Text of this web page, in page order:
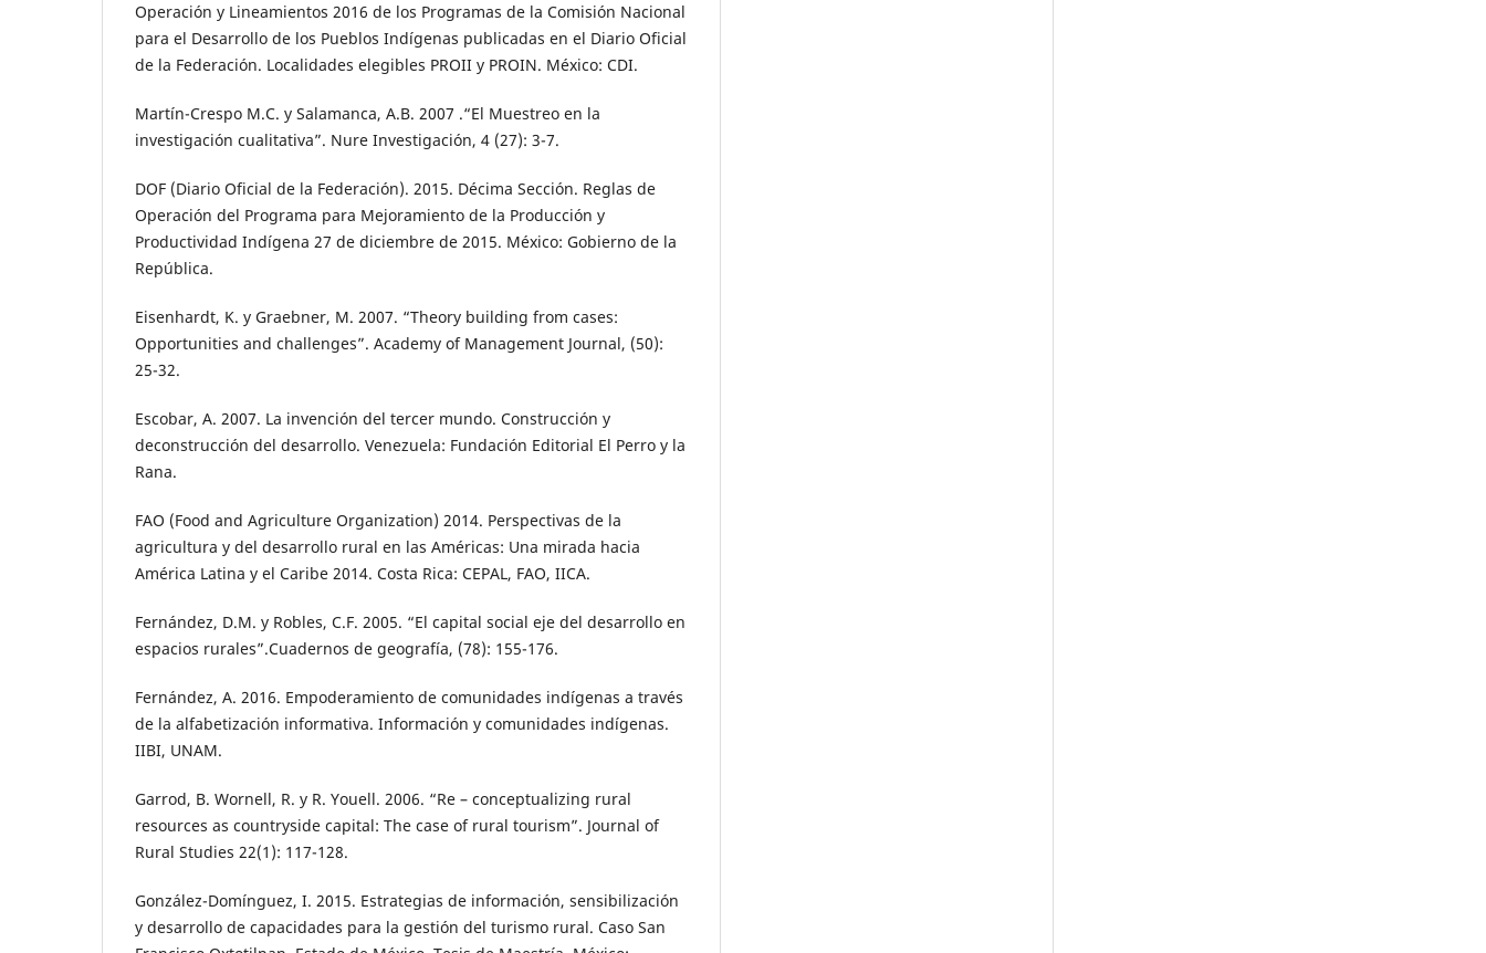
Operación y Lineamientos 2016 de los Programas de la Comisión Nacional
para el Desarrollo de los Pueblos Indígenas publicadas en el Diario Oficial
de la Federación. Localidades elegibles PROII y PROIN. México: CDI.
Martín-Crespo M.C. y Salamanca, A.B. 2007 .“El Muestreo en la
investigación cualitativa”. Nure Investigación, 4 (27): 3-7.
DOF (Diario Oficial de la Federación). 2015. Décima Sección. Reglas de
Operación del Programa para Mejoramiento de la Producción y
Productividad Indígena 27 de diciembre de 2015. México: Gobierno de la
República.
Eisenhardt, K. y Graebner, M. 2007. “Theory building from cases:
Opportunities and challenges”. Academy of Management Journal, (50):
25-32.
Escobar, A. 2007. La invención del tercer mundo. Construcción y
deconstrucción del desarrollo. Venezuela: Fundación Editorial El Perro y la
Rana.
FAO (Food and Agriculture Organization) 2014. Perspectivas de la
agricultura y del desarrollo rural en las Américas: Una mirada hacia
América Latina y el Caribe 2014. Costa Rica: CEPAL, FAO, IICA.
Fernández, D.M. y Robles, C.F. 2005. “El capital social eje del desarrollo en
espacios rurales”.Cuadernos de geografía, (78): 155-176.
Fernández, A. 2016. Empoderamiento de comunidades indígenas a través
de la alfabetización informativa. Información y comunidades indígenas.
IIBI, UNAM.
Garrod, B. Wornell, R. y R. Youell. 2006. “Re – conceptualizing rural
resources as countryside capital: The case of rural tourism”. Journal of
Rural Studies 22(1): 117-128.
González-Domínguez, I. 2015. Estrategias de información, sensibilización
y desarrollo de capacidades para la gestión del turismo rural. Caso San